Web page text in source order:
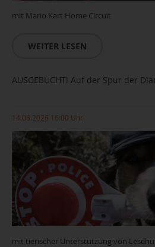
mit Mario Kart Home Circuit
WEITER LESEN
AUSGEBUCHT! Auf der Spur der
14.08.2026 16:00 Uhr
mit tierischer Unterstützung von